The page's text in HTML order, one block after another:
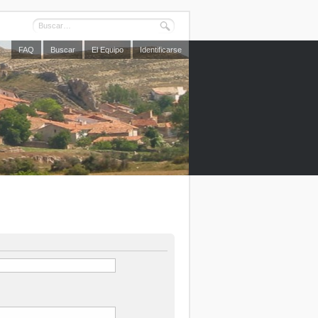
FAQ Buscar El Equipo Identificarse